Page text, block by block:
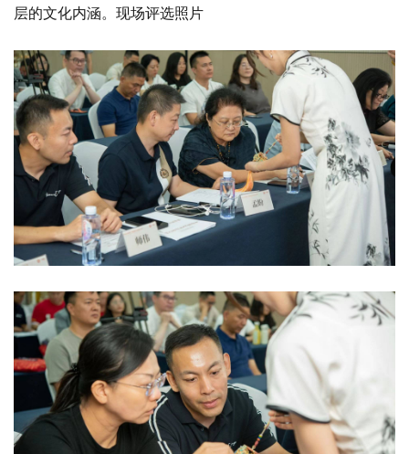
层的文化内涵。现场评选照片